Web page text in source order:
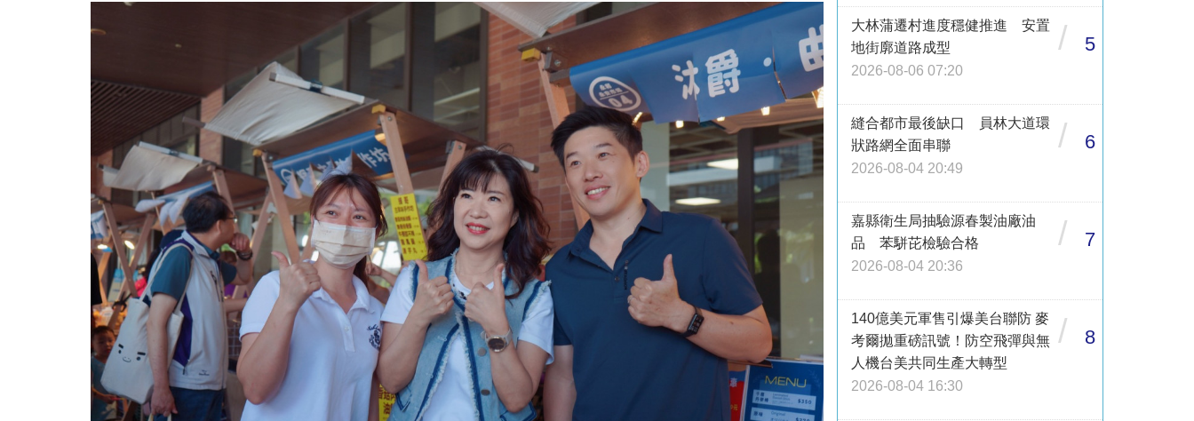
大林蒲遷村進度穩健推進 安置
地街廓道路成型
2026-08-06 07:20
/ 5
縫合都市最後缺口 員林大道環
狀路網全面串聯
2026-08-04 20:49
/ 6
嘉縣衛生局抽驗源春製油廠油
品 苯駢芘檢驗合格
2026-08-04 20:36
/ 7
140億美元軍售引爆美台聯防 麥
考爾拋重磅訊號！防空飛彈與無
人機台美共同生產大轉型
2026-08-04 16:30
/ 8